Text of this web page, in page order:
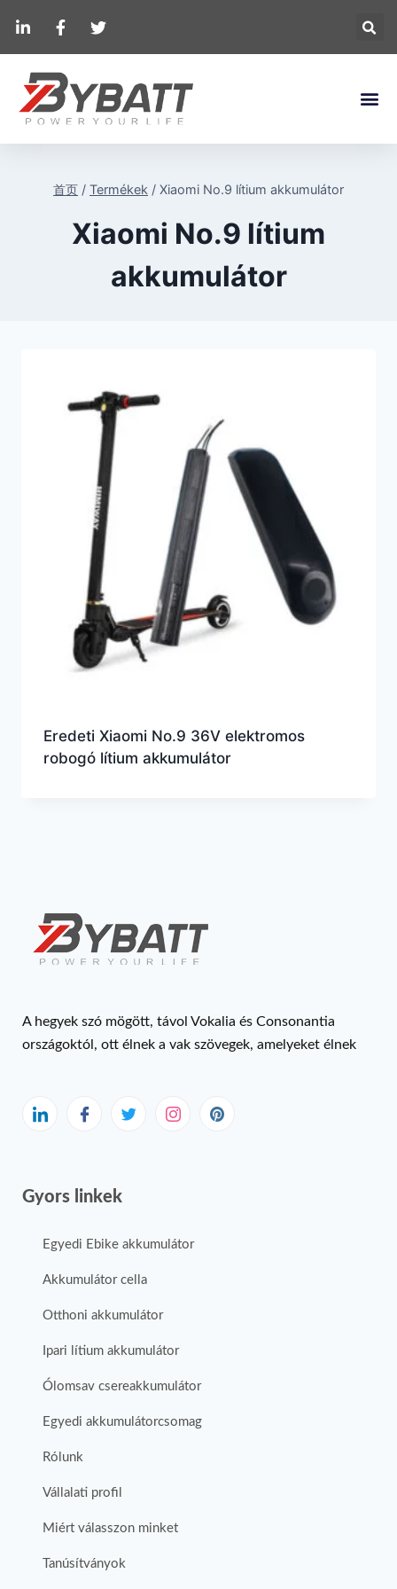
首页 / Termékek / Xiaomi No.9 lítium akkumulátor
Xiaomi No.9 lítium
akkumulátor
Eredeti Xiaomi No.9 36V elektromos
robogó lítium akkumulátor
A hegyek szó mögött, távol Vokalia és Consonantia
országoktól, ott élnek a vak szövegek, amelyeket élnek
Gyors linkek
Egyedi Ebike akkumulátor
Akkumulátor cella
Otthoni akkumulátor
Ipari lítium akkumulátor
Ólomsav csereakkumulátor
Egyedi akkumulátorcsomag
Rólunk
Vállalati profil
Miért válasszon minket
Tanúsítványok